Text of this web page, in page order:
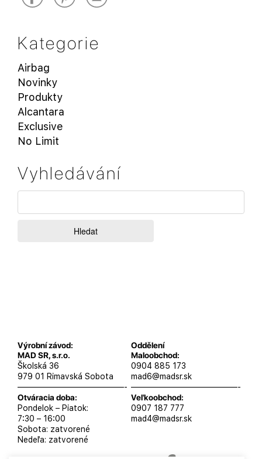
Kategorie
Airbag
Novinky
Produkty
Alcantara
Exclusive
No Limit
Vyhledávání
Výrobní závod:
MAD SR, s.r.o.
Školská 36
979 01 Rimavská Sobota
—————————————-
Otváracia doba:
Pondelok – Piatok:
7:30 – 16:00
Sobota: zatvorené
Nedeľa: zatvorené
Oddělení
Maloobchod:
0904 885 173
mad6@madsr.sk
—————————————-
Veľkoobchod:
0907 187 777
mad4@madsr.sk